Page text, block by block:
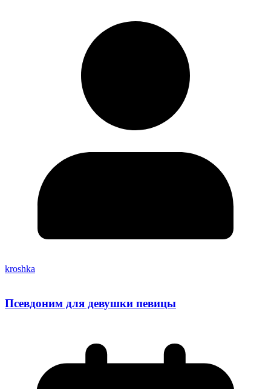
kroshka
Псевдоним для девушки певицы